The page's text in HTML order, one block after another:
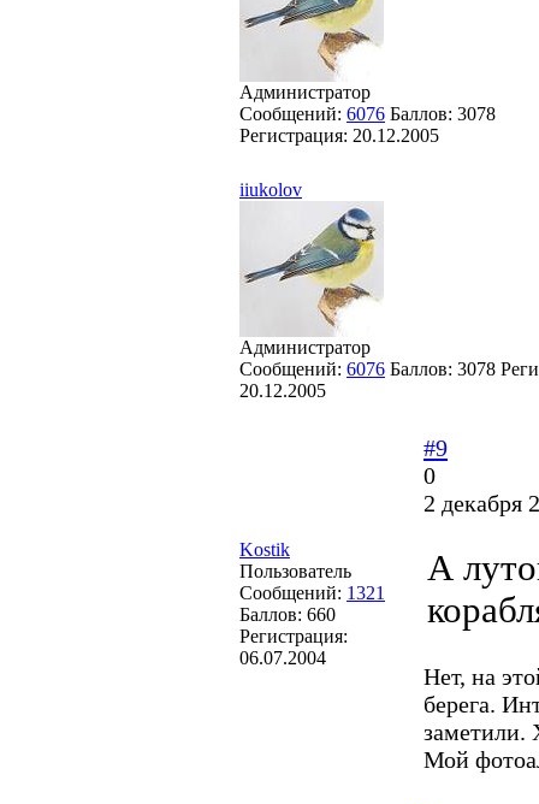
Администратор
Сообщений: 6076 Баллов: 3078
Регистрация: 20.12.2005
iiukolov
Администратор
Сообщений: 6076 Баллов: 3078
20.12.2005
Kostik
Пользователь
Сообщений: 1321
Баллов: 660
Регистрация:
06.07.2004
#9
0
2 декабря
А
Нет, на
берега.
заметили.
Мой